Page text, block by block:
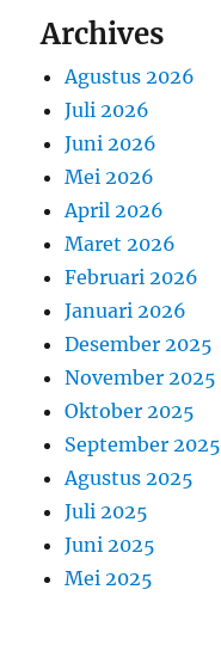
Archives
Agustus 2026
Juli 2026
Juni 2026
Mei 2026
April 2026
Maret 2026
Februari 2026
Januari 2026
Desember 2025
November 2025
Oktober 2025
September 2025
Agustus 2025
Juli 2025
Juni 2025
Mei 2025